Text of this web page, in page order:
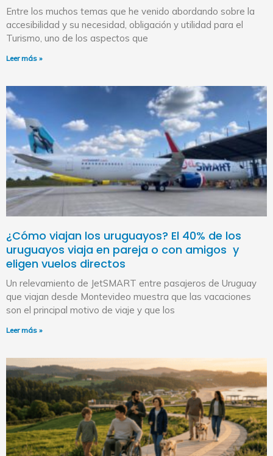
Entre los muchos temas que he venido abordando sobre la
accesibilidad y su necesidad, obligación y utilidad para el
Turismo, uno de los aspectos que
Leer más »
¿Cómo viajan los uruguayos? El 40% de los
uruguayos viaja en pareja o con amigos y
eligen vuelos directos
Un relevamiento de JetSMART entre pasajeros de Uruguay
que viajan desde Montevideo muestra que las vacaciones
son el principal motivo de viaje y que los
Leer más »